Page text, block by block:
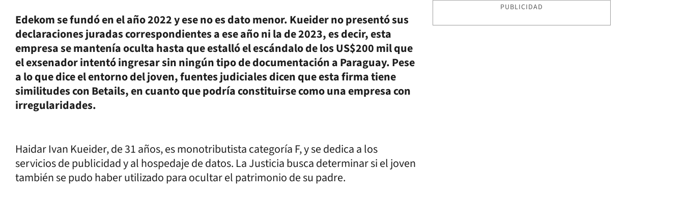
Edekom se fundó en el año 2022 y ese no es dato menor. Kueider no presentó sus
declaraciones juradas correspondientes a ese año ni la de 2023, es decir, esta
empresa se mantenía oculta hasta que estalló el escándalo de los US$200 mil que
el exsenador intentó ingresar sin ningún tipo de documentación a Paraguay. Pese
a lo que dice el entorno del joven, fuentes judiciales dicen que esta firma tiene
similitudes con Betails, en cuanto que podría constituirse como una empresa con
irregularidades.
Haidar Ivan Kueider, de 31 años, es monotributista categoría F, y se dedica a los
servicios de publicidad y al hospedaje de datos. La Justicia busca determinar si el joven
también se pudo haber utilizado para ocultar el patrimonio de su padre.
PUBLICIDAD